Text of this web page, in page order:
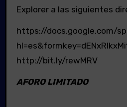
Explorer a las siguientes
https://docs.google.com/
http://bit.ly/rewMRV
AFORO LIMITADO